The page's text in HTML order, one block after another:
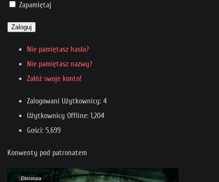
Zapamiętaj
Zaloguj
Nie pamiętasz hasła?
Nie pamiętasz nazwy?
Załóż swoje konto!
Zalogowani Użytkownicy: 4
Użytkownicy Offline: 1,204
Gości: 5,699
Konwenty pod patronatem